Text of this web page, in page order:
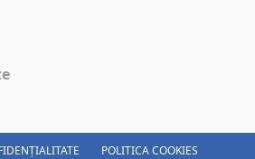
POLITICA COOKIES